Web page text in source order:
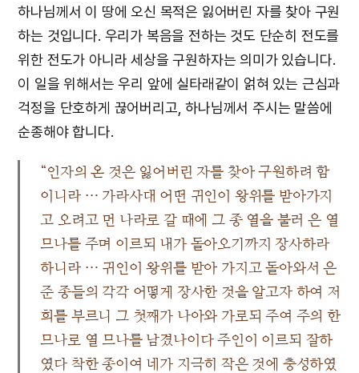
하나님께서 이 땅에 오신 목적은 잃어버린 자를 찾아 구원
하는 것입니다. 우리가 복음을 전하는 것도 단순히 전도를
위한 전도가 아니라 세상을 구원하자는 의미가 있습니다.
이 일을 위해서는 우리 앞에 실타래같이 얽혀 있는 근심과
걱정을 단호하게 끊어버리고, 하나님께서 주시는 말씀에
순종해야 합니다.
“인자의 온 것은 잃어버린 자를 찾아 구원하려 함
이니라 … 가라사대 어떤 귀인이 왕위를 받아가지
고 오려고 먼 나라로 갈 때에 그 종 열을 불러 은 열
므나를 주며 이르되 내가 돌아오기까지 장사하라
하니라 … 귀인이 왕위를 받아 가지고 돌아와서 은
준 종들의 각각 어떻게 장사한 것을 알고자 하여 저
희를 부르니 그 첫째가 나아와 가로되 주여 주의 한
므나로 열 므나를 남겼나이다 주인이 이르되 잘하
였다 착한 종이여 네가 지극히 작은 것에 충성하였